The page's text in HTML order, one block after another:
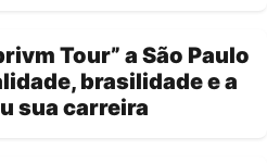
Tour” a São Paulo
brasilidade e a
sua carreira